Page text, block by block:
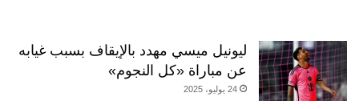
ليونيل ميسي مهدد بالإيقاف بسبب غيابه
عن مباراة «كل النجوم»
24 يوليو، 2025